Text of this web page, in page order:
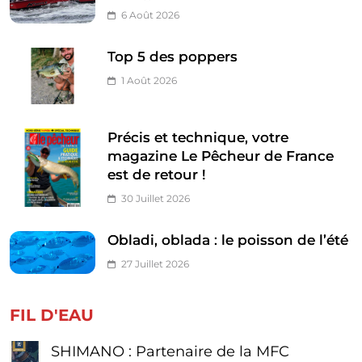
6 Août 2026
Top 5 des poppers
1 Août 2026
Précis et technique, votre
magazine Le Pêcheur de France
est de retour !
30 Juillet 2026
Obladi, oblada : le poisson de l’été
27 Juillet 2026
FIL D'EAU
SHIMANO : Partenaire de la MFC